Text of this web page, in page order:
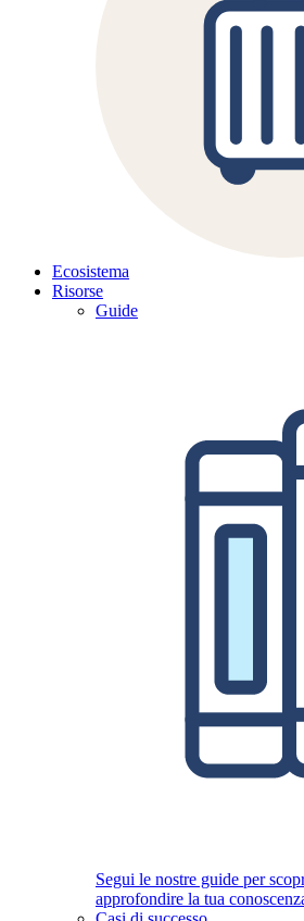
Ecosistema
Risorse
Guide
Segui le nostre guide per
approfondire la tua